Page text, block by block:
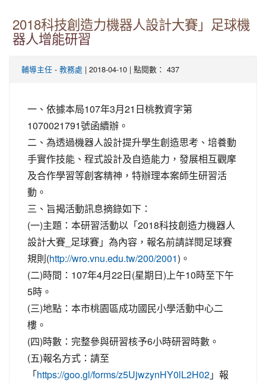
2018科技創造力機器人設計大賽」足球機
器人增能研習
輔導主任 - 教務處 | 2018-04-10 | 點閱數： 437
一、依據本局107年3月21日桃教資字第
1070021791號函續辦。
二、為透過機器人設計提升學生創造思考、培養動
手實作技能、程式設計及自造能力，發展相互觀摩
及合作學習等創客精神，特辦理本案師生研習活
動。
三、旨揭活動訊息摘錄如下：
(一)主題：本研習活動以「2018科技創造力機器人
設計大賽_足球賽」為內容，報名前請詳閱足球賽
規則(http://wro.vnu.edu.tw/200/2001)。
(二)時間：107年4月22日(星期日)上午10時至下午
5時。
(三)地點：本市桃園區成功國民小學活動中心二
樓。
(四)時數：完整參與研習核予6小時研習時數。
(五)報名方式：請至
「https://goo.gl/forms/z5UjwzynHY0lL2H02 」報